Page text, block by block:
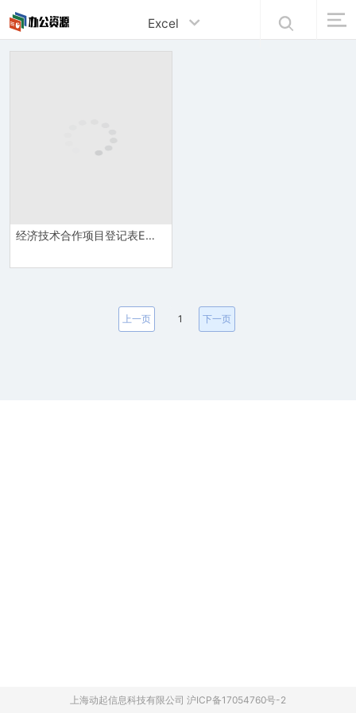
Excel
经济技术合作项目登记表Excel模板
上一页 1 下一页
上海动起信息科技有限公司 沪ICP备17054760号-2